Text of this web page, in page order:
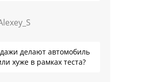
интернет радио), нет
делают автомобиль
хуже в рамках теста?